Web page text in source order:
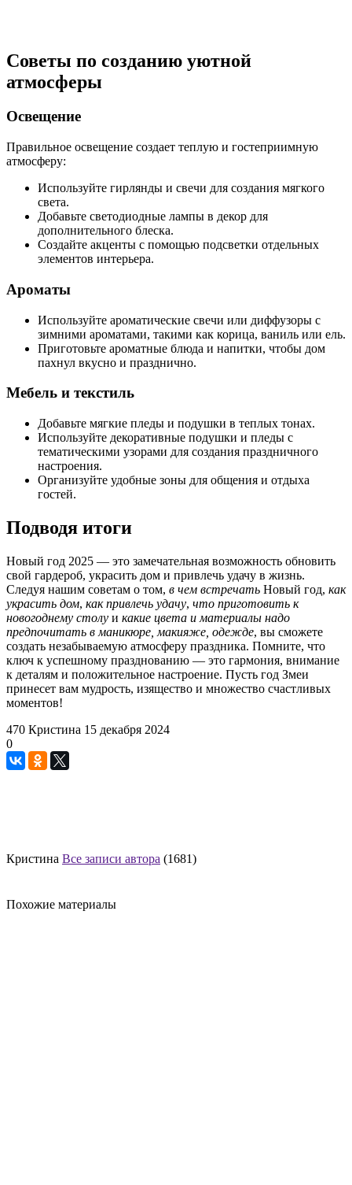
Советы по созданию уютной
атмосферы
Освещение
Правильное освещение создает теплую и гостеприимную
атмосферу:
Используйте гирлянды и свечи для создания мягкого
света.
Добавьте светодиодные лампы в декор для
дополнительного блеска.
Создайте акценты с помощью подсветки отдельных
элементов интерьера.
Ароматы
Используйте ароматические свечи или диффузоры с
зимними ароматами, такими как корица, ваниль или ель.
Приготовьте ароматные блюда и напитки, чтобы дом
пахнул вкусно и празднично.
Мебель и текстиль
Добавьте мягкие пледы и подушки в теплых тонах.
Используйте декоративные подушки и пледы с
тематическими узорами для создания праздничного
настроения.
Организуйте удобные зоны для общения и отдыха
гостей.
Подводя итоги
Новый год 2025 — это замечательная возможность обновить
свой гардероб, украсить дом и привлечь удачу в жизнь.
Следуя нашим советам о том, в чем встречать Новый год, как
украсить дом, как привлечь удачу, что приготовить к
новогоднему столу и какие цвета и материалы надо
предпочитать в маникюре, макияже, одежде, вы сможете
создать незабываемую атмосферу праздника. Помните, что
ключ к успешному празднованию — это гармония, внимание
к деталям и положительное настроение. Пусть год Змеи
принесет вам мудрость, изящество и множество счастливых
моментов!
470 Кристина 15 декабря 2024
0
Кристина Все записи автора (1681)
Похожие материалы